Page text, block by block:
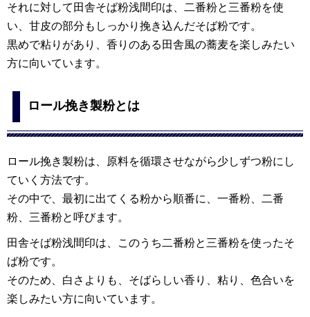
それに対して田舎そば粉浅間印は、二番粉と三番粉を使
い、甘皮の部分もしっかり挽き込んだそば粉です。
黒めで粘りがあり、香りのある田舎風の蕎麦を楽しみたい
方に向いています。
ロール挽き製粉とは
ロール挽き製粉は、原料を循環させながら少しずつ粉にし
ていく方法です。
その中で、最初に出てくる粉から順番に、一番粉、二番
粉、三番粉と呼びます。
田舎そば粉浅間印は、このうち二番粉と三番粉を使ったそ
ば粉です。
そのため、白さよりも、そばらしい香り、粘り、色合いを
楽しみたい方に向いています。